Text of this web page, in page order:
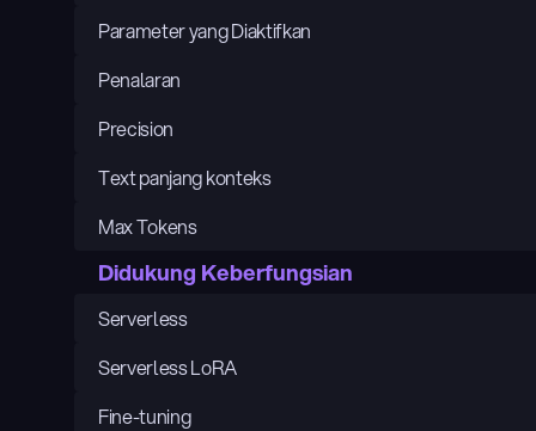
Parameter yang Diaktifkan
Penalaran
Precision
Text panjang konteks
Max Tokens
Didukung Keberfungsian
Serverless
Serverless LoRA
Fine-tuning